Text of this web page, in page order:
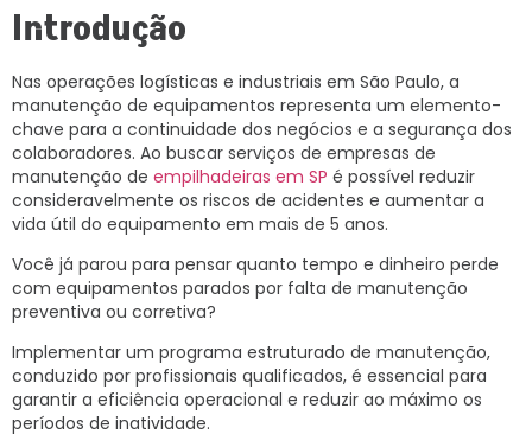
Introdução
Nas operações logísticas e industriais em São Paulo, a
manutenção de equipamentos representa um elemento-
chave para a continuidade dos negócios e a segurança dos
colaboradores. Ao buscar serviços de empresas de
manutenção de empilhadeiras em SP é possível reduzir
consideravelmente os riscos de acidentes e aumentar a
vida útil do equipamento em mais de 5 anos.
Você já parou para pensar quanto tempo e dinheiro perde
com equipamentos parados por falta de manutenção
preventiva ou corretiva?
Implementar um programa estruturado de manutenção,
conduzido por profissionais qualificados, é essencial para
garantir a eficiência operacional e reduzir ao máximo os
períodos de inatividade.